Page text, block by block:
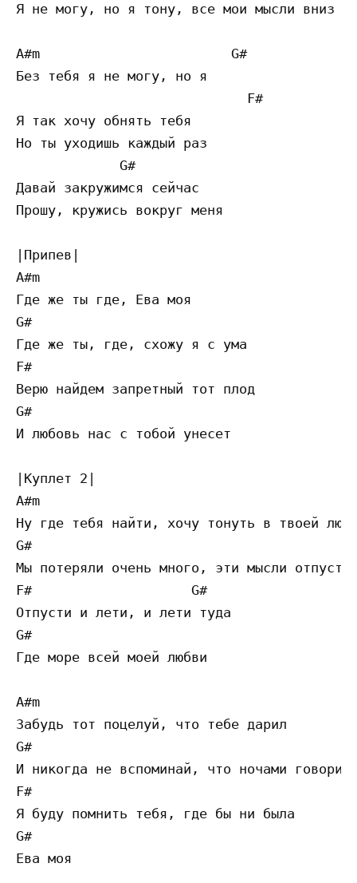
Я не могу, но я тону, все мои мысли вниз
A#m                        G#
Без тебя я не могу, но я
                             F#
Я так хочу обнять тебя
Но ты уходишь каждый раз
             G#
Давай закружимся сейчас
Прошу, кружись вокруг меня
|Припев|
A#m
Где же ты где, Ева моя
G#
Где же ты, где, схожу я с ума
F#
Верю найдем запретный тот плод
G#
И любовь нас с тобой унесет
|Куплет 2|
A#m
Ну где тебя найти, хочу тонуть в твоей
G#
Мы потеряли очень много, эти мысли отпусти
F#                    G#
Отпусти и лети, и лети туда
G#
Где море всей моей любви
A#m
Забудь тот поцелуй, что тебе дарил
G#
И никогда не вспоминай, что ночами говорил
F#
Я буду помнить тебя, где бы ни была
G#
Ева моя